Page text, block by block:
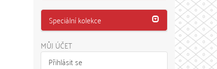
Speciální kolekce
MŮJ ÚČET
Přihlásit se